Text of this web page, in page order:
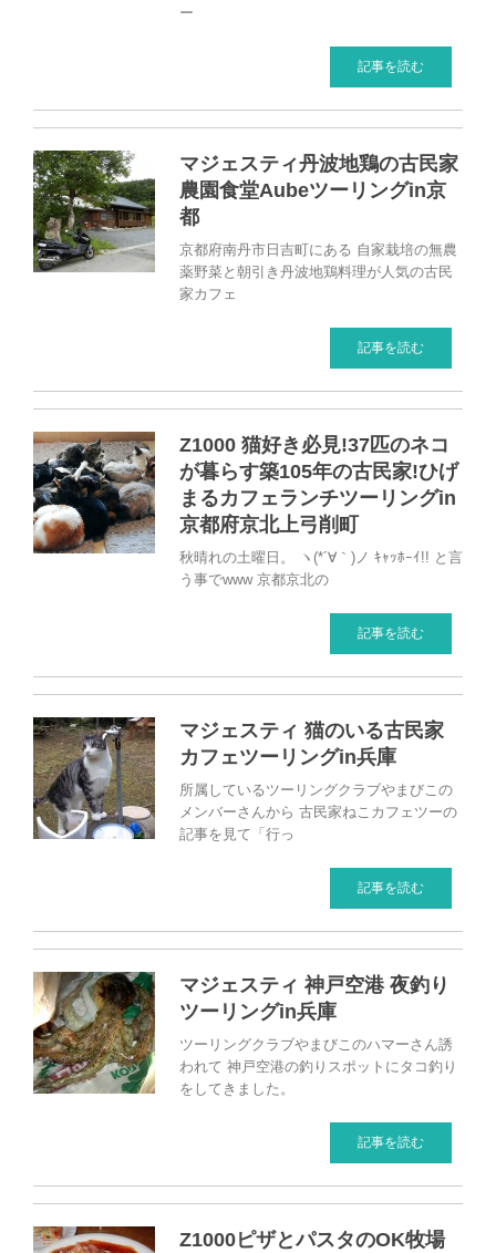
ー
記事を読む
マジェスティ丹波地鶏の古民家
農園食堂Aubeツーリングin京
都
京都府南丹市日吉町にある 自家栽培の無農
薬野菜と朝引き丹波地鶏料理が人気の古民
家カフェ
記事を読む
Z1000 猫好き必見!37匹のネコ
が暮らす築105年の古民家!ひげ
まるカフェランチツーリングin
京都府京北上弓削町
秋晴れの土曜日。 ヽ(*´∀｀)ノ ｷｬｯﾎｰｲ!! と言
う事でwww 京都京北の
記事を読む
マジェスティ 猫のいる古民家
カフェツーリングin兵庫
所属しているツーリングクラブやまびこの
メンバーさんから 古民家ねこカフェツーの
記事を見て「行っ
記事を読む
マジェスティ 神戸空港 夜釣り
ツーリングin兵庫
ツーリングクラブやまびこのハマーさん誘
われて 神戸空港の釣りスポットにタコ釣り
をしてきました。
記事を読む
Z1000ピザとパスタのOK牧場